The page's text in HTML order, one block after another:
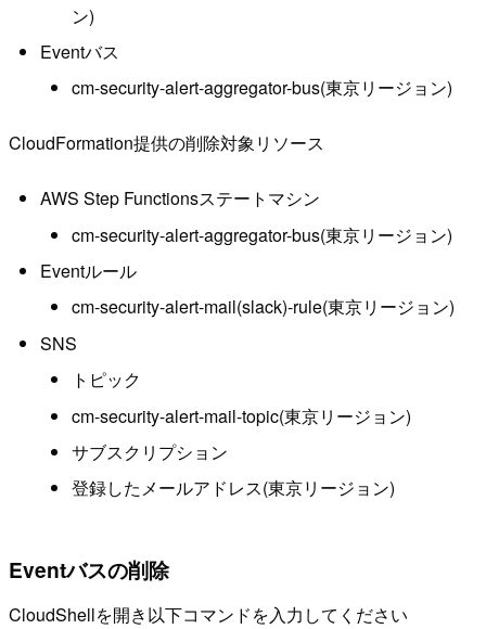
ン)
Eventバス
cm-security-alert-aggregator-bus(東京リージョン)
CloudFormation提供の削除対象リソース
AWS Step Functionsステートマシン
cm-security-alert-aggregator-bus(東京リージョン)
Eventルール
cm-security-alert-mail(slack)-rule(東京リージョン)
SNS
トピック
cm-security-alert-mail-topic(東京リージョン)
サブスクリプション
登録したメールアドレス(東京リージョン)
Eventバスの削除
CloudShellを開き以下コマンドを入力してください